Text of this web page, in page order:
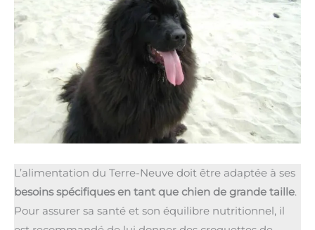
L’alimentation du Terre-Neuve doit être adaptée à ses
besoins spécifiques en tant que chien de grande taille.
Pour assurer sa santé et son équilibre nutritionnel, il